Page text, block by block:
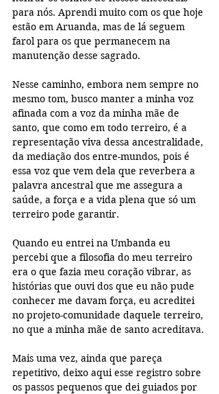
para nós. Aprendi muito com os que hoje
estão em Aruanda, mas de lá seguem
farol para os que permanecem na
manutenção desse sagrado.
Nesse caminho, embora nem sempre no
mesmo tom, busco manter a minha voz
afinada com a voz da minha mãe de
santo, que como em todo terreiro, é a
representação viva dessa ancestralidade,
da mediação dos entre-mundos, pois é
essa voz que vem dela que reverbera a
palavra ancestral que me assegura a
saúde, a força e a vida plena que só um
terreiro pode garantir.
Quando eu entrei na Umbanda eu
percebi que a filosofia do meu terreiro
era o que fazia meu coração vibrar, as
histórias que ouvi dos que eu não pude
conhecer me davam força, eu acreditei
no projeto-comunidade daquele terreiro,
no que a minha mãe de santo acreditava.
Mais uma vez, ainda que pareça
repetitivo, deixo aqui esse registro sobre
os passos pequenos que dei guiados por